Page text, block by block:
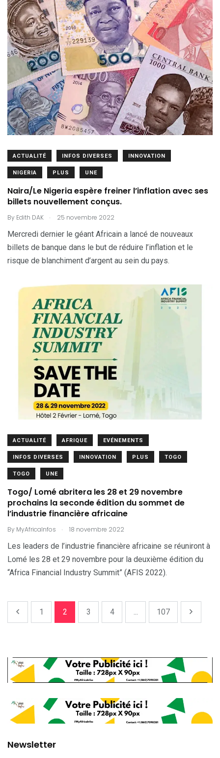
ACTUALITÉ INFOS DIVERSES INNOVATION
NIGERIA PLUS UNE
Naira/Le Nigeria espère freiner l’inflation avec ses
billets nouvellement conçus.
By Edith DAK . 25 novembre 2022
Mercredi dernier le géant Africain a lancé de nouveaux
billets de banque dans le but de réduire l’inflation et le
risque de blanchiment d’argent au sein du pays.
ACTUALITÉ AFRIQUE EVÉNEMENTS
INFOS DIVERSES INNOVATION PLUS TOGO
TOGO UNE
Togo/ Lomé abritera les 28 et 29 novembre
prochains la seconde édition du sommet de
l’industrie financière africaine
By MyAfricaInfos . 18 novembre 2022
Les leaders de l’industrie financière africaine se réuniront à
Lomé les 28 et 29 novembre pour la deuxième édition du
“Africa Financial Industry Summit” (AFIS 2022).
1 2 3 4 ... 107
Newsletter